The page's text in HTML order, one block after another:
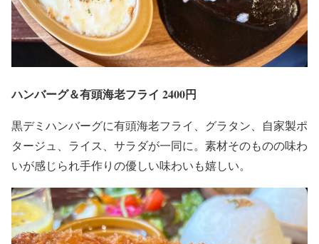
ハンバーグ＆有頭海老フライ 2400円
黒デミハンバーグに有頭海老フライ、グラタン、自家製ポ
タージュ、ライス、サラダが一同に。素材そのものの味わ
いが感じられ手作りの優しい味わいも嬉しい。